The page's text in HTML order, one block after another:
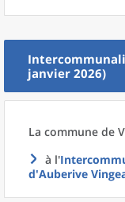
janvier 2026)
La commune de
à l'
d'Auberive